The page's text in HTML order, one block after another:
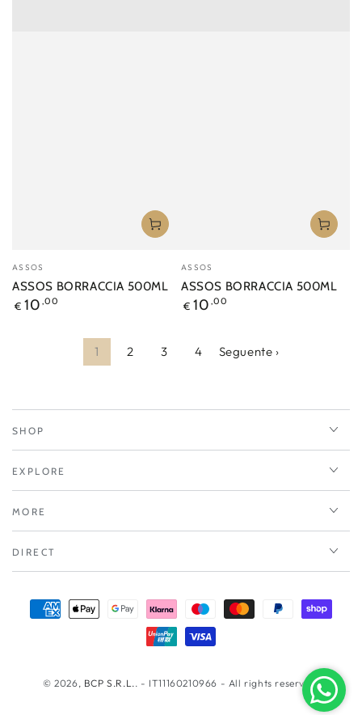
Venditore:
ASSOS
ASSOS BORRACCIA 500ML
Prezzo
€ 10 ,00
Venditore:
ASSOS
ASSOS BORRACCIA 500ML
Prezzo
€ 10 ,00
1 2 3 4 Seguente ›
SHOP
EXPLORE
MORE
DIRECT
© 2026, BCP S.R.L. . - IT11160210966 - All rights reserved.
Modalità